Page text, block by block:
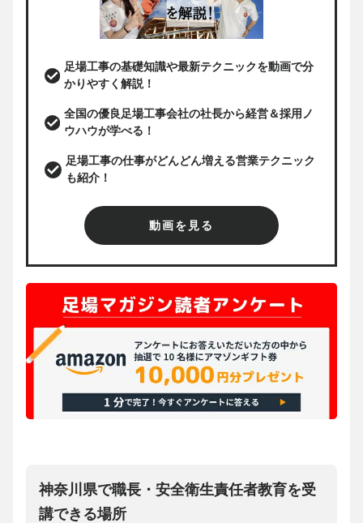
足場工事の基礎知識や最新テクニックを動画で分
かりやすく解説！
全国の優良足場工事会社の社長から経営＆採用ノ
ウハウが学べる！
足場工事の仕事がどんどん増える営業テクニック
も紹介！
動画を見る
神奈川県で職長・安全衛生責任者教育を受
講できる場所